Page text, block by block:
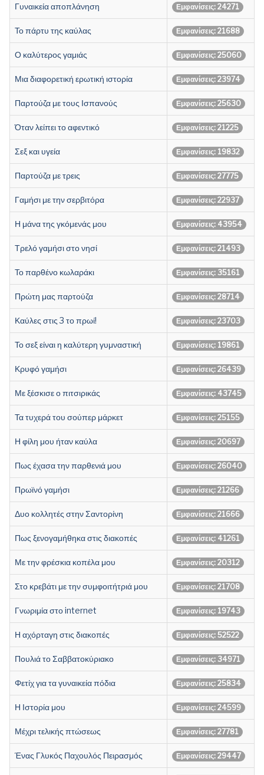
Γυναικεία αποπλάνηση Εμφανίσεις: 24271
Το πάρτυ της καύλας Εμφανίσεις: 21688
Ο καλύτερος γαμιάς Εμφανίσεις: 25060
Μια διαφορετική ερωτική ιστορία Εμφανίσεις: 23974
Παρτούζα με τους Ισπανούς Εμφανίσεις: 25630
Όταν λείπει το αφεντικό Εμφανίσεις: 21225
Σεξ και υγεία Εμφανίσεις: 19832
Παρτούζα με τρεις Εμφανίσεις: 27775
Γαμήσι με την σερβιτόρα Εμφανίσεις: 22937
Η μάνα της γκόμενάς μου Εμφανίσεις: 43954
Τρελό γαμήσι στο νησί Εμφανίσεις: 21493
Το παρθένο κωλαράκι Εμφανίσεις: 35161
Πρώτη μας παρτούζα Εμφανίσεις: 28714
Καύλες στις 3 το πρωί! Εμφανίσεις: 23703
Το σεξ είναι η καλύτερη γυμναστική Εμφανίσεις: 19861
Κρυφό γαμήσι Εμφανίσεις: 26439
Με ξέσκισε ο πιτσιρικάς Εμφανίσεις: 43745
Τα τυχερά του σούπερ μάρκετ Εμφανίσεις: 25155
Η φίλη μου ήταν καύλα Εμφανίσεις: 20697
Πως έχασα την παρθενιά μου Εμφανίσεις: 26040
Πρωϊνό γαμήσι Εμφανίσεις: 21266
Δυο κολλητές στην Σαντορίνη Εμφανίσεις: 21666
Πως ξενογαμήθηκα στις διακοπές Εμφανίσεις: 41261
Με την φρέσκια κοπέλα μου Εμφανίσεις: 20312
Στο κρεβάτι με την συμφοιτήτριά μου Εμφανίσεις: 21708
Γνωριμία στο internet Εμφανίσεις: 19743
Η αχόρταγη στις διακοπές Εμφανίσεις: 52522
Πουλιά το Σαββατοκύριακο Εμφανίσεις: 34971
Φετίχ για τα γυναικεία πόδια Εμφανίσεις: 25834
Η Ιστορία μου Εμφανίσεις: 24599
Μέχρι τελικής πτώσεως Εμφανίσεις: 27781
Ένας Γλυκός Παχουλός Πειρασμός Εμφανίσεις: 29447